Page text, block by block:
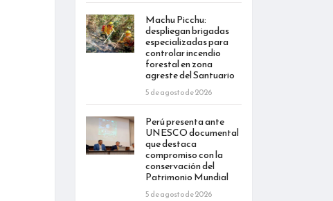
Machu Picchu:
despliegan brigadas
especializadas para
controlar incendio
forestal en zona
agreste del Santuario
5 de agosto de 2026
Perú presenta ante
UNESCO documental
que destaca
compromiso con la
conservación del
Patrimonio Mundial
5 de agosto de 2026